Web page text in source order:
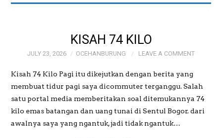
GALERI FOTO BAPAK
MAYJEN (PURN)
SUDRAJAT
GALERI MEME
KISAH 74 KILO
JULY 23, 2026 OCEHANBURUNG LEAVE A COMMENT
Kisah 74 Kilo Pagi itu dikejutkan dengan berita yang
membuat tidur pagi saya dicommuter terganggu. Salah
satu portal media memberitakan soal ditemukannya 74
kilo emas batangan dan uang tunai di Sentul Bogor. dari
awalnya saya yang ngantuk, jadi tidak ngantuk…